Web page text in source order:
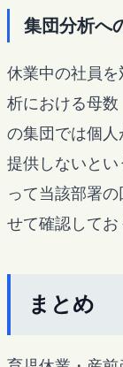
集団分析へ
休業中の社員
析における母
の集団では個
提供しないとい
って当該部署
せて確認してお
まとめ